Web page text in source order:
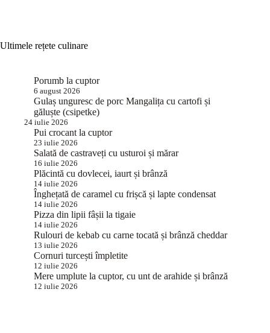
Ultimele rețete culinare
Porumb la cuptor
6 august 2026
Gulaș unguresc de porc Mangalița cu cartofi și
găluște (csipetke)
24 iulie 2026
Pui crocant la cuptor
23 iulie 2026
Salată de castraveți cu usturoi și mărar
16 iulie 2026
Plăcintă cu dovlecei, iaurt și brânză
14 iulie 2026
Înghețată de caramel cu frișcă și lapte condensat
14 iulie 2026
Pizza din lipii fâșii la tigaie
14 iulie 2026
Rulouri de kebab cu carne tocată și brânză cheddar
13 iulie 2026
Cornuri turcești împletite
12 iulie 2026
Mere umplute la cuptor, cu unt de arahide și brânză
12 iulie 2026